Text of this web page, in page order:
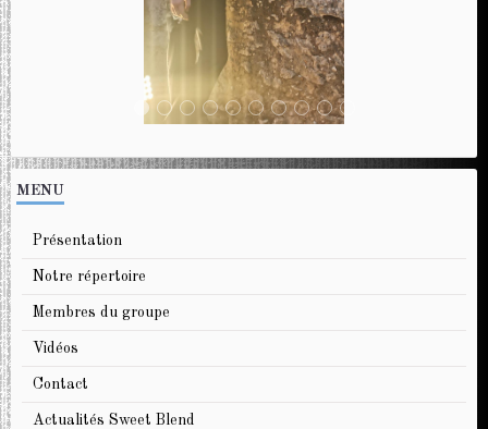
MENU
Présentation
Notre répertoire
Membres du groupe
Vidéos
Contact
Actualités Sweet Blend